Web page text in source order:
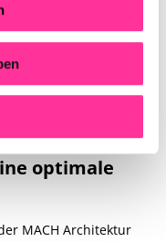
optimale
MACH Architektur